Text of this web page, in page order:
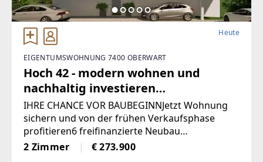
Heute
EIGENTUMSWOHNUNG 7400 OBERWART
Hoch 42 - modern wohnen und
nachhaltig investieren
(Provisionsfrei)
IHRE CHANCE VOR BAUBEGINNJetzt Wohnung
sichern und von der frühen Verkaufsphase
profitieren6 freifinanzierte Neubau
EigentumswohnungenWohnungsgrößen von
ca. 50 m² bis 68 m²Alle Wohnungen sind
2 Zimmer € 273.900